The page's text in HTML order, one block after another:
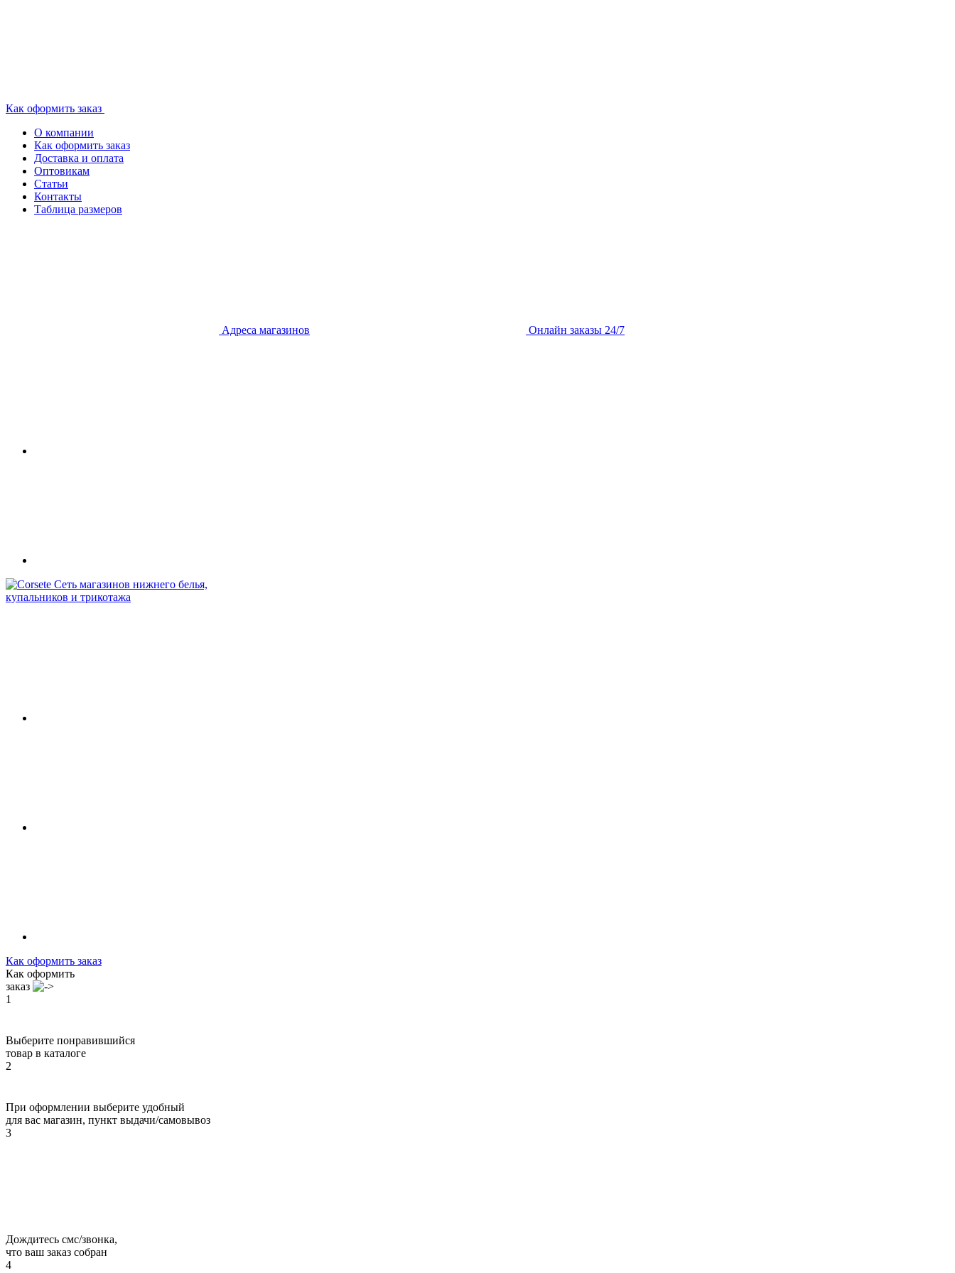
Как оформить заказ
О компании
Как оформить заказ
Доставка и оплата
Оптовикам
Статьи
Контакты
Таблица размеров
Адреса магазинов Онлайн заказы 24/7
Сеть магазинов нижнего белья,
купальников и трикотажа
Как оформить заказ
Как оформить
заказ
1
Выберите понравившийся
товар в каталоге
2
При оформлении выберите удобный
для вас магазин, пункт выдачи/самовывоз
3
Дождитесь смс/звонка,
что ваш заказ собран
4